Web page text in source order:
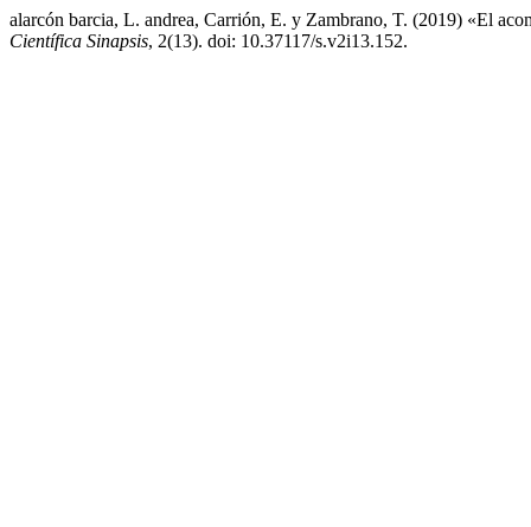
alarcón barcia, L. andrea, Carrión, E. y Zambrano, T. (2019) «El
Científica Sinapsis, 2(13). doi: 10.37117/s.v2i13.152.